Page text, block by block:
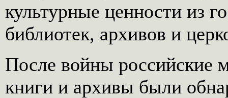
культурные ценности из
библиотек, архивов и
После войны российские
книги и архивы были